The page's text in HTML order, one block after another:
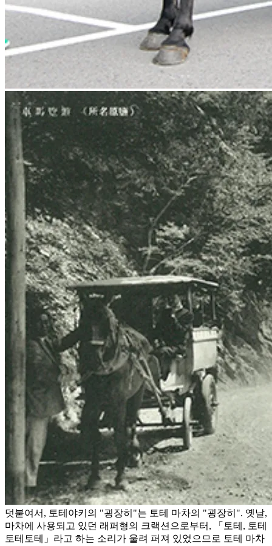
덧붙여서, 토테야키의 "굉장히"는 토테 마차의 "굉장히". 옛날,
마차에 사용되고 있던 래퍼형의 크랙션으로부터, 「토테, 토테
토테토테」라고 하는 소리가 울려 퍼져 있었으므로 토테 마차